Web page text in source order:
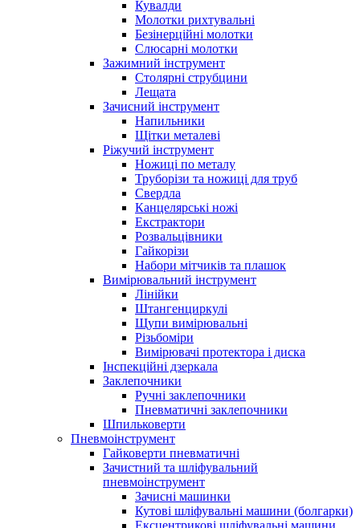
Кувалди
Молотки рихтувальні
Безінерційні молотки
Слюсарні молотки
Зажимний інструмент
Столярні струбцини
Лещата
Зачисний інструмент
Напильники
Щітки металеві
Ріжучий інструмент
Ножиці по металу
Труборізи та ножиці для труб
Свердла
Канцелярські ножі
Екстрактори
Розвальцівники
Гайкорізи
Набори мітчиків та плашок
Вимірювальний інструмент
Лінійки
Штангенциркулі
Щупи вимірювальні
Різьбоміри
Вимірювачі протектора і диска
Інспекційні дзеркала
Заклепочники
Ручні заклепочники
Пневматичні заклепочники
Шпильковерти
Пневмоінструмент
Гайковерти пневматичні
Зачистний та шліфувальний
пневмоінструмент
Зачисні машинки
Кутові шліфувальні машини (болгарки)
Ексцентрикові шліфувальні машини